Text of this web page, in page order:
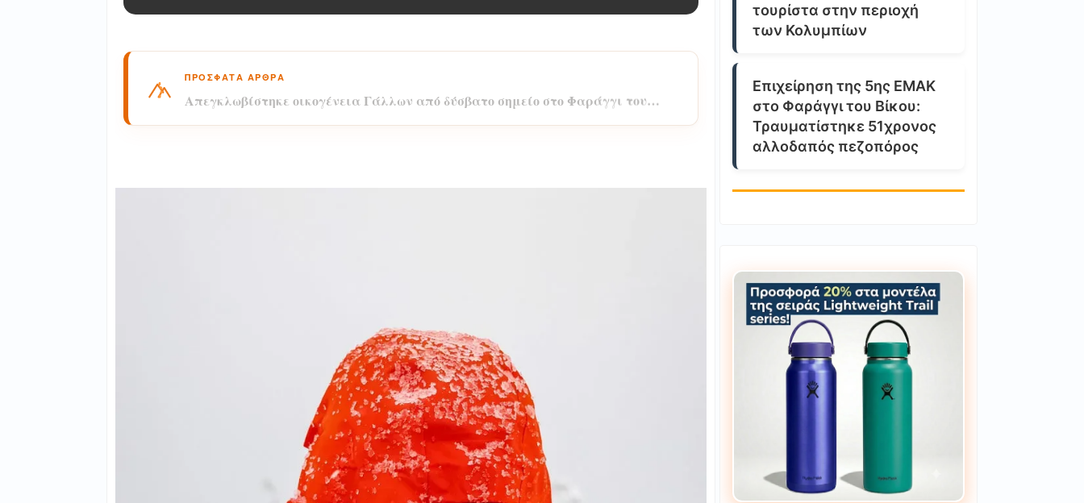
ΠΡΟΣΦΑΤΑ ΑΡΘΡΑ
Απεγκλωβίστηκε οικογένεια Γάλλων από δύσβατο σημείο στο Φαράγγι του
τουρίστα στην περιοχή
των Κολυμπίων
Επιχείρηση της 5ης ΕΜΑΚ
στο Φαράγγι του Βίκου:
Τραυματίστηκε 51χρονος
αλλοδαπός πεζοπόρος